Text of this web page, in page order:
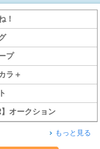
！
プ
ラ＋
】オークション
もっと見る